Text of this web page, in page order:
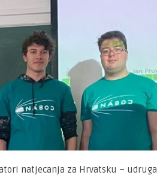
natjecanja za Hrvatsku – udruga